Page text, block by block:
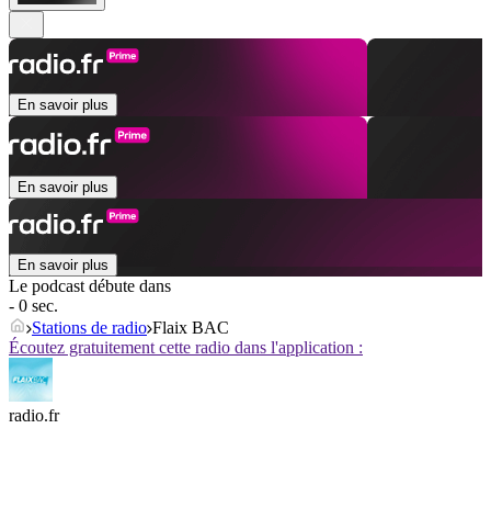
En savoir plus
En savoir plus
En savoir plus
Le podcast débute dans
- 0 sec.
Stations de radio Flaix BAC
Écoutez gratuitement cette radio dans l'application :
radio.fr